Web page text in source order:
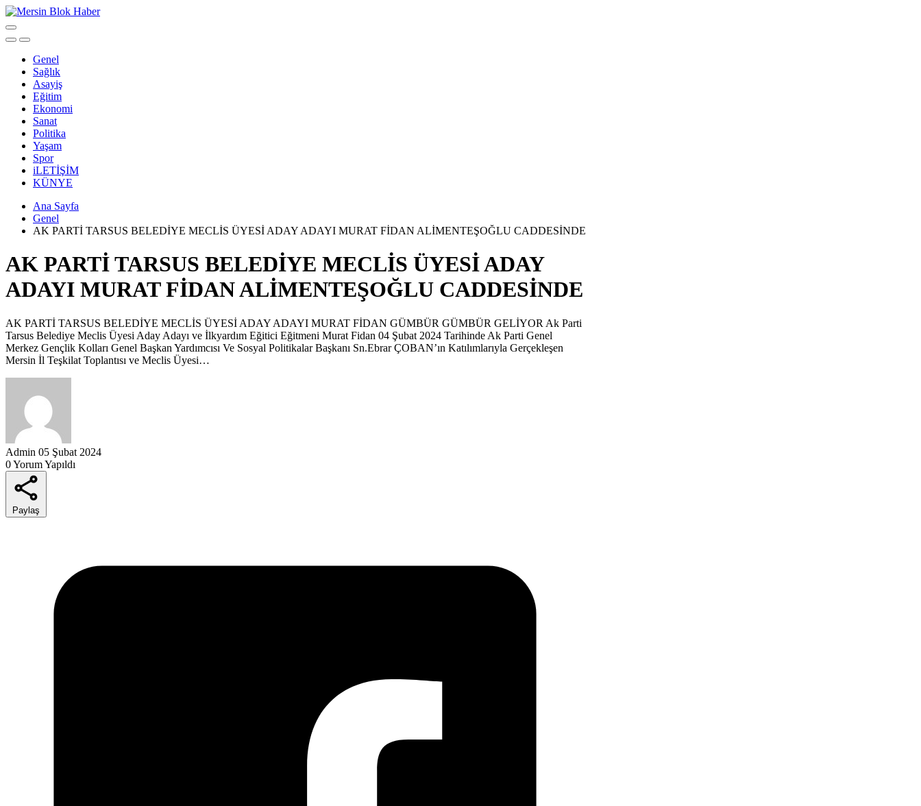
Genel
Sağlık
Asayiş
Eğitim
Ekonomi
Sanat
Politika
Yaşam
Spor
iLETİŞİM
KÜNYE
Ana Sayfa
Genel
AK PARTİ TARSUS BELEDİYE MECLİS ÜYESİ ADAY ADAYI MURAT FİDAN ALİMENTEŞOĞLU CADDESİNDE
AK PARTİ TARSUS BELEDİYE MECLİS ÜYESİ ADAY
ADAYI MURAT FİDAN ALİMENTEŞOĞLU CADDESİNDE
AK PARTİ TARSUS BELEDİYE MECLİS ÜYESİ ADAY ADAYI MURAT FİDAN GÜMBÜR GÜMBÜR GELİYOR Ak Parti
Tarsus Belediye Meclis Üyesi Aday Adayı ve İlkyardım Eğitici Eğitmeni Murat Fidan 04 Şubat 2024 Tarihinde Ak Parti Genel
Merkez Gençlik Kolları Genel Başkan Yardımcısı Ve Sosyal Politikalar Başkanı Sn.Ebrar ÇOBAN’ın Katılımlarıyla Gerçekleşen
Mersin İl Teşkilat Toplantısı ve Meclis Üyesi…
Admin 05 Şubat 2024
0 Yorum Yapıldı
Paylaş